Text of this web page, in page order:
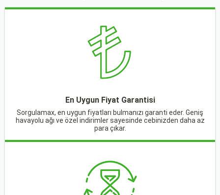
En Uygun Fiyat Garantisi
Sorgulamax, en uygun fiyatları bulmanızı garanti eder. Geniş
havayolu ağı ve özel indirimler sayesinde cebinizden daha az
para çıkar.